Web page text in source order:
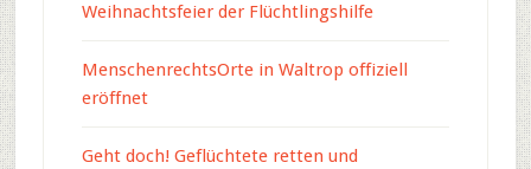
Weihnachtsfeier der Flüchtlingshilfe
MenschenrechtsOrte in Waltrop offiziell
eröffnet
Geht doch! Geflüchtete retten und